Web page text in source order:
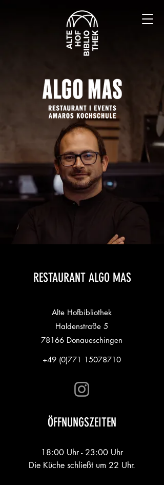
RESTAURANT ALGO MAS
Alte Hofbibliothek
Haldenstraße 5
78166 Donaueschingen
+49 (0)771 15078710
ÖFFNUNGSZEITEN
18:00 Uhr - 23:00 Uhr
Die Küche schließt um 22 Uhr.